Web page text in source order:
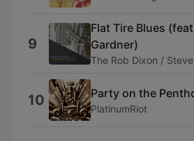
9
Flat Tire Blues
Gardner)
The Rob Dixon /
10 Party on the
PlatinumRiot